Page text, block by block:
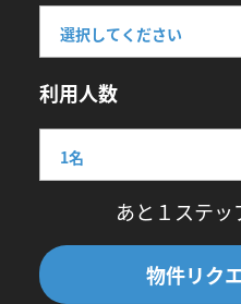
利用人数
あと１ステッ
物件リク